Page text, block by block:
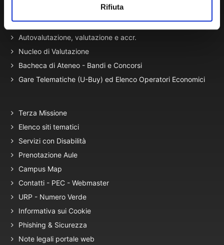
Rifiuta
Presidio Qualità
Autovalutazione, valutazione e accr.
Nucleo di Valutazione
Bacheca di Ateneo - Bandi e Concorsi
Gare Telematiche (U-Buy) ed Elenco Operatori Economici
Terza Missione
Elenco siti tematici
Servizi con Disabilità
Prenotazione Aule
Campus Map
Contatti - PEC - Webmaster
URP - Numero Verde
Informativa sui Cookie
Phishing & Sicurezza
Note legali portale web